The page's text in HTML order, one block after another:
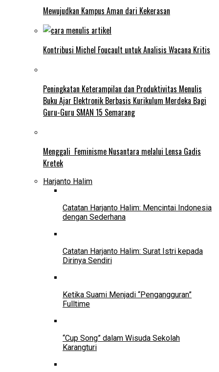
Mewujudkan Kampus Aman dari Kekerasan
Kontribusi Michel Foucault untuk Analisis Wacana Kritis
Peningkatan Keterampilan dan Produktivitas Menulis
Buku Ajar Elektronik Berbasis Kurikulum Merdeka Bagi
Guru-Guru SMAN 15 Semarang
Menggali Feminisme Nusantara melalui Lensa Gadis
Kretek
Harjanto Halim
Catatan Harjanto Halim: Mencintai Indonesia
dengan Sederhana
Catatan Harjanto Halim: Surat Istri kepada
Dirinya Sendiri
Ketika Suami Menjadi “Pengangguran”
Fulltime
“Cup Song” dalam Wisuda Sekolah
Karangturi